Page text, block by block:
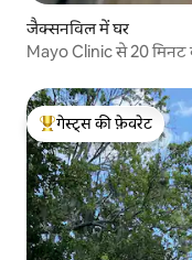
जैक्सनविल में घर
Mayo Clinic से 20
गेस्ट्स का टॉप फ़ेवरेट
गेस्ट्स की फ़ेवरेट